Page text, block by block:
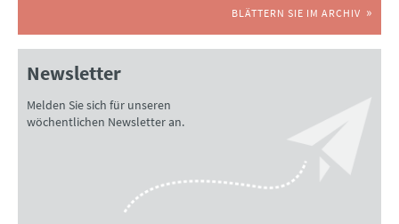
BLÄTTERN SIE IM ARCHIV
Newsletter
Melden Sie sich für unseren
wöchentlichen Newsletter an.